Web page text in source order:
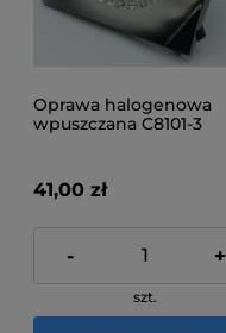
Oprawa halogenowa
wpuszczana C8101-3
41,00 zł
- +
szt.